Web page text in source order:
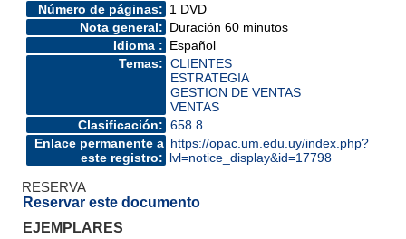
Número de páginas: 1 DVD
Nota general: Duración 60 minutos
Idioma : Español
Temas: CLIENTES
ESTRATEGIA
GESTION DE VENTAS
VENTAS
Clasificación: 658.8
Enlace permanente a
este registro:
https://opac.um.edu.uy/index.php?
lvl=notice_display&id=17798
RESERVA
Reservar este documento
EJEMPLARES